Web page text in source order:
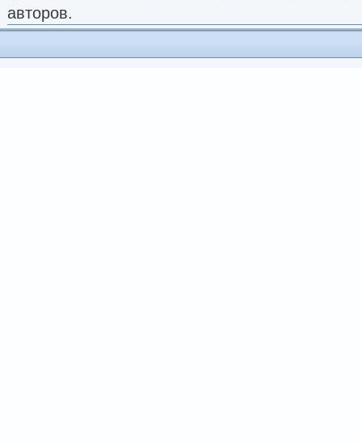
авторов.